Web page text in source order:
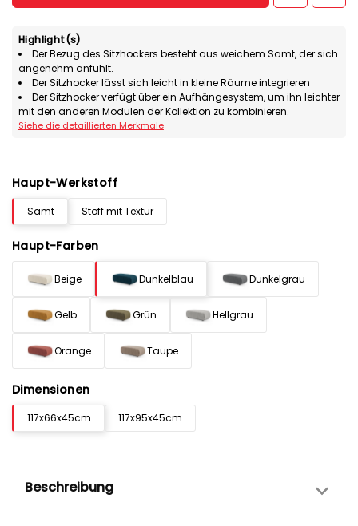
Highlight(s)
Der Bezug des Sitzhockers besteht aus weichem Samt, der sich
angenehm anfühlt.
Der Sitzhocker lässt sich leicht in kleine Räume integrieren
Der Sitzhocker verfügt über ein Aufhängesystem, um ihn leichter
mit den anderen Modulen der Kollektion zu kombinieren.
Siehe die detaillierten Merkmale
Haupt-Werkstoff
Samt Stoff mit Textur
Haupt-Farben
Beige Dunkelblau Dunkelgrau
Gelb Grün Hellgrau
Orange Taupe
Dimensionen
117x66x45cm 117x95x45cm
Beschreibung